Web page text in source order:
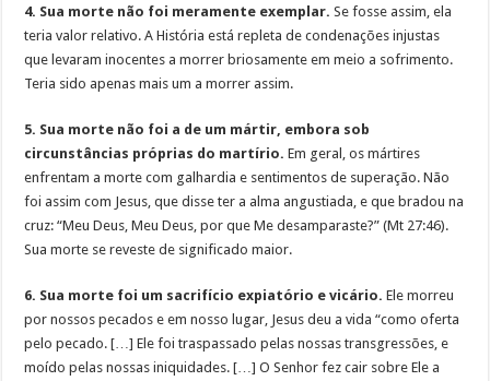
4. Sua morte não foi meramente exemplar. Se fosse assim, ela
teria valor relativo. A História está repleta de condenações injustas
que levaram inocentes a morrer briosamente em meio a sofrimento.
Teria sido apenas mais um a morrer assim.
5. Sua morte não foi a de um mártir, embora sob
circunstâncias próprias do martírio. Em geral, os mártires
enfrentam a morte com galhardia e sentimentos de superação. Não
foi assim com Jesus, que disse ter a alma angustiada, e que bradou na
cruz: “Meu Deus, Meu Deus, por que Me desamparaste?” (Mt 27:46).
Sua morte se reveste de significado maior.
6. Sua morte foi um sacrifício expiatório e vicário. Ele morreu
por nossos pecados e em nosso lugar, Jesus deu a vida “como oferta
pelo pecado. […] Ele foi traspassado pelas nossas transgressões, e
moído pelas nossas iniquidades. […] O Senhor fez cair sobre Ele a